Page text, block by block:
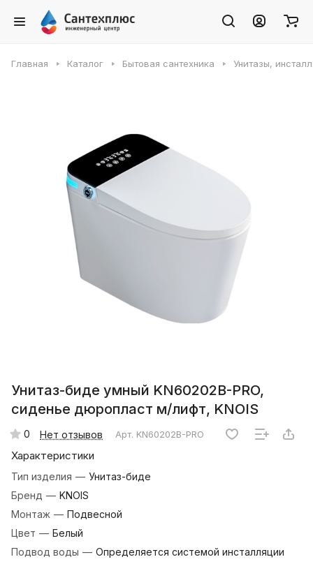
Главная Каталог Бытовая сантехника Унитазы,
Унитаз-биде умный KN60202B-PRO,
сиденье дюропласт м/лифт, KNOIS
0 Нет отзывов Арт. KN60202B-PRO
Характеристики
Тип изделия — Унитаз-биде
Бренд — KNOIS
Монтаж — Подвесной
Цвет — Белый
Подвод воды — Определяется системой инсталляции